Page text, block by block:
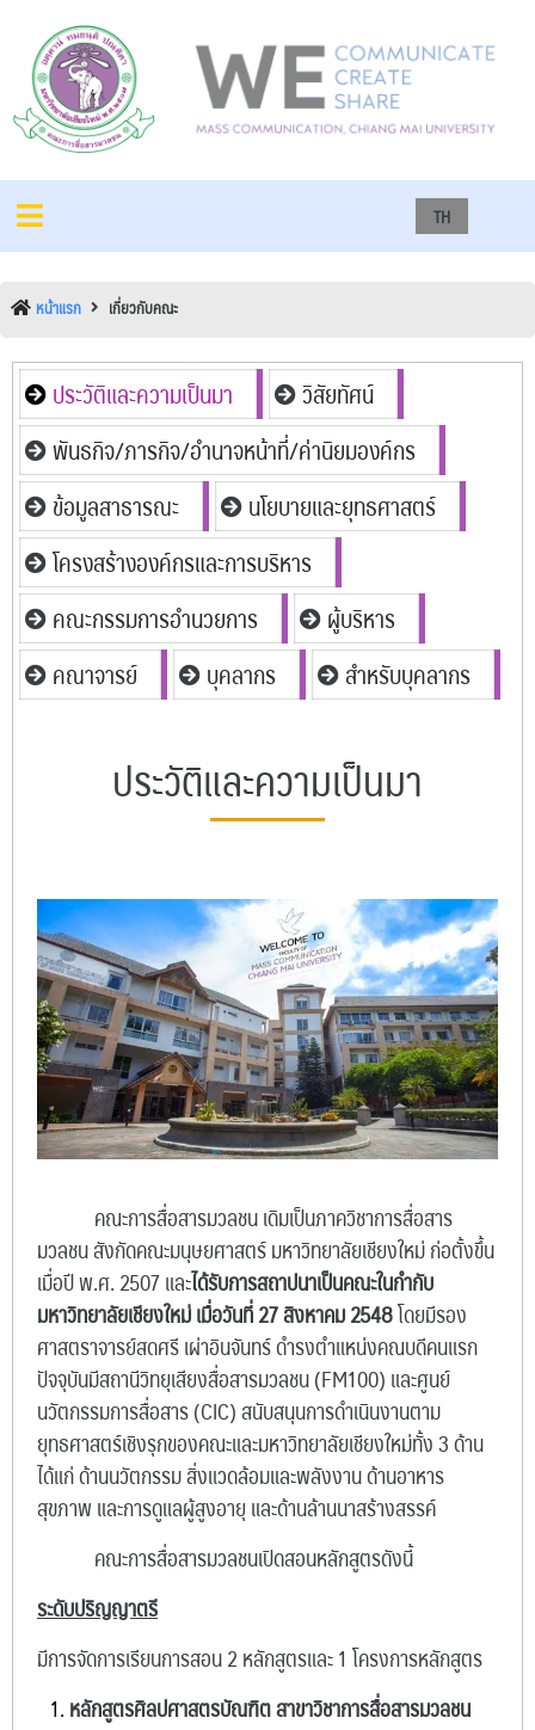
TH
หน้าแรก เกี่ยวกับคณะ
ประวัติและความเป็นมา
วิสัยทัศน์
พันธกิจ/ภารกิจ/อำนาจหน้าที่/ค่านิยมองค์กร
ข้อมูลสาธารณะ
นโยบายและยุทธศาสตร์
โครงสร้างองค์กรและการบริหาร
คณะกรรมการอำนวยการ
ผู้บริหาร
คณาจารย์
บุคลากร สำหรับบุคลากร
ประวัติและความเป็นมา
คณะการสื่อสารมวลชน เดิมเป็นภาควิชาการสื่อสาร
มวลชน สังกัดคณะมนุษยศาสตร์ มหาวิทยาลัยเชียงใหม่ ก่อตั้งขึ้น
เมื่อปี พ.ศ. 2507 และได้รับการสถาปนาเป็นคณะในกำกับ
มหาวิทยาลัยเชียงใหม่ เมื่อวันที่ 27 สิงหาคม 2548โดยมีรอง
ศาสตราจารย์สดศรี เผ่าอินจันทร์ ดำรงตำแหน่งคณบดีคนแรก
ปัจจุบันมีสถานีวิทยุเสียงสื่อสารมวลชน (FM100) และศูนย์
นวัตกรรมการสื่อสาร (CIC) สนับสนุนการดำเนินงานตาม
ยุทธศาสตร์เชิงรุกของคณะและมหาวิทยาลัยเชียงใหม่ทั้ง 3 ด้าน
ได้แก่ ด้านนวัตกรรม สิ่งแวดล้อมและพลังงาน ด้านอาหาร
สุขภาพ และการดูแลผู้สูงอายุ และด้านล้านนาสร้างสรรค์
คณะการสื่อสารมวลชนเปิดสอนหลักสูตรดังนี้
ระดับปริญญาตรี
มีการจัดการเรียนการสอน 2 หลักสูตรและ 1 โครงการหลักสูตร
หลักสูตรศิลปศาสตรบัณฑิต สาขาวิชาการสื่อสารมวลชน